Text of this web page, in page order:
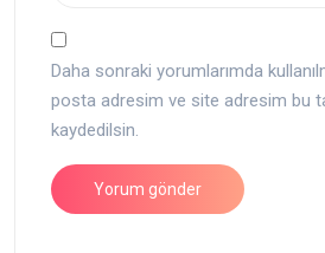
Daha sonraki yorumlarımda
posta adresim ve site adresim bu
kaydedilsin.